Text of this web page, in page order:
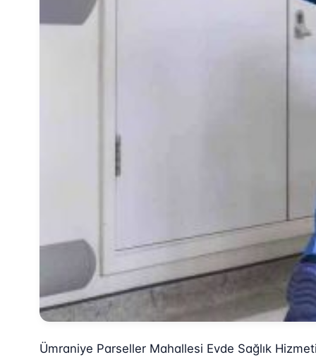
Ümraniye Parseller Mahallesi Evde Sağlık